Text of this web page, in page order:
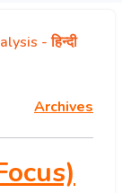
- हिन्दी
Archives